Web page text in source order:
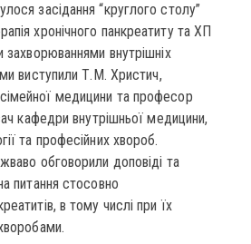
засідання “круглого столу”
хронічного панкреатиту та ХП
захворюваннями внутрішніх
виступили Т.М. Христич,
медицини та професор
кафедри внутрішньої медицини,
та професійних хвороб.
обговорили доповіді та
питання стосовно
в тому числі при їх